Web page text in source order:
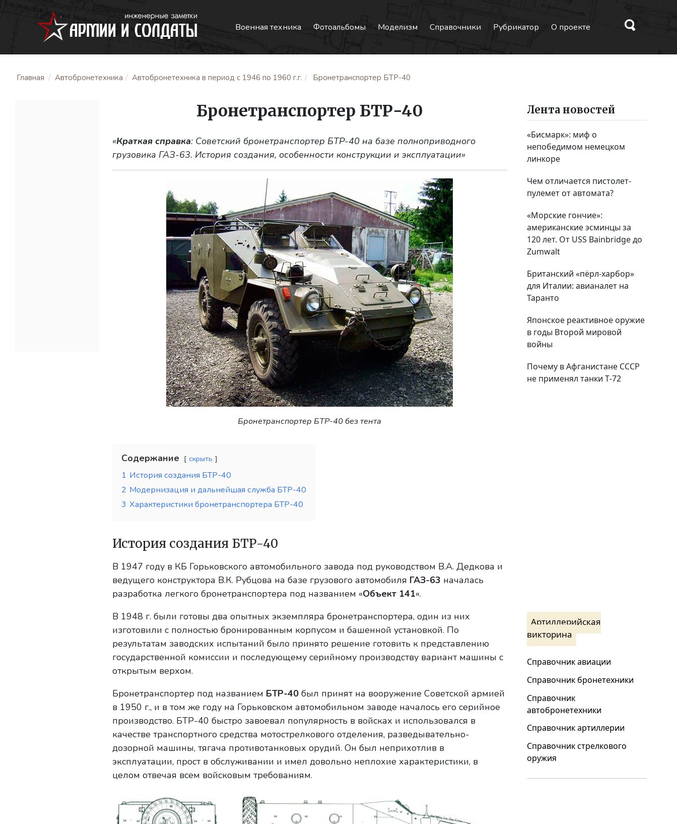
Военная техника Фотоальбомы Моделизм Справочники Рубрикатор О проекте
Главная Автобронетехника Автобронетехника в период с 1946 по 1960 г.г. Бронетранспортер БТР-40
Бронетранспортер БТР-40
«Краткая справка: Советский бронетранспортер БТР-40 на базе полноприводного
грузовика ГАЗ-63. История создания, особенности конструкции и эксплуатации»
Бронетранспортер БТР-40 без тента
Содержание скрыть
1 История создания БТР-40
2 Модернизация и дальнейшая служба БТР-40
3 Характеристики бронетранспортера БТР-40
История создания БТР-40
В 1947 году в КБ Горьковского автомобильного завода под руководством В.А. Дедкова и
ведущего конструктора В.К. Рубцова на базе грузового автомобиля ГАЗ-63 началась
разработка легкого бронетранспортера под названием «Объект 141«.
В 1948 г. были готовы два опытных экземпляра бронетранспортера, один из них
изготовили с полностью бронированным корпусом и башенной установкой. По
результатам заводских испытаний было принято решение готовить к представлению
государственной комиссии и последующему серийному производству вариант машины с
открытым верхом.
Бронетранспортер под названием БТР-40был принят на вооружение Советской армией
в 1950 г., и в том же году на Горьковском автомобильном заводе началось его серийное
производство. БТР-40 быстро завоевал популярность в войсках и использовался в
качестве транспортного средства мотострелкового отделения, разведывательно-
дозорной машины, тягача противотанковых орудий. Он был неприхотлив в
эксплуатации, прост в обслуживании и имел довольно неплохие характеристики, в
целом отвечая всем войсковым требованиям.
Лента новостей
«Бисмарк»: миф о
непобедимом немецком
линкоре
Чем отличается пистолет-
пулемет от автомата?
«Морские гончие»:
американские эсминцы за
120 лет. От USS Bainbridge до
Zumwalt
Британский «пёрл-харбор»
для Италии: авианалет на
Таранто
Японское реактивное оружие
в годы Второй мировой
войны
Почему в Афганистане СССР
не применял танки Т‑72
Артиллерийская
викторина
Справочник авиации
Справочник бронетехники
Справочник
автобронетехники
Справочник артиллерии
Справочник стрелкового
оружия